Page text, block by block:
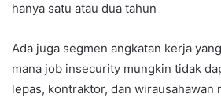
hanya satu atau dua tahun
Ada juga segmen angkatan kerja
mana job insecurity mungkin tidak
lepas, kontraktor, dan wirausahawan